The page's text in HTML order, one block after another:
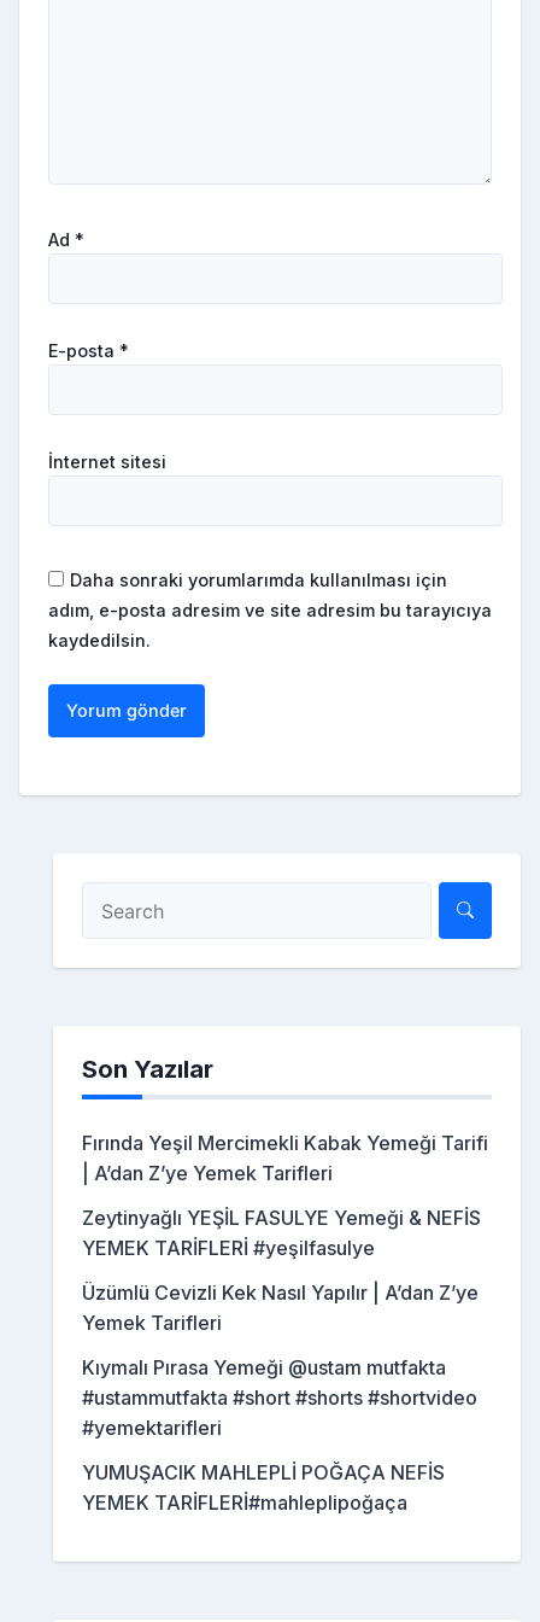
Ad *
E-posta *
İnternet sitesi
Daha sonraki yorumlarımda kullanılması için
adım, e-posta adresim ve site adresim bu tarayıcıya
kaydedilsin.
Son Yazılar
Fırında Yeşil Mercimekli Kabak Yemeği Tarifi
| A’dan Z’ye Yemek Tarifleri
Zeytinyağlı YEŞİL FASULYE Yemeği & NEFİS
YEMEK TARİFLERİ #yeşilfasulye
Üzümlü Cevizli Kek Nasıl Yapılır | A’dan Z’ye
Yemek Tarifleri
Kıymalı Pırasa Yemeği @ustam mutfakta
#ustammutfakta #short #shorts #shortvideo
#yemektarifleri
YUMUŞACIK MAHLEPLİ POĞAÇA NEFİS
YEMEK TARİFLERİ#mahleplipoğaça